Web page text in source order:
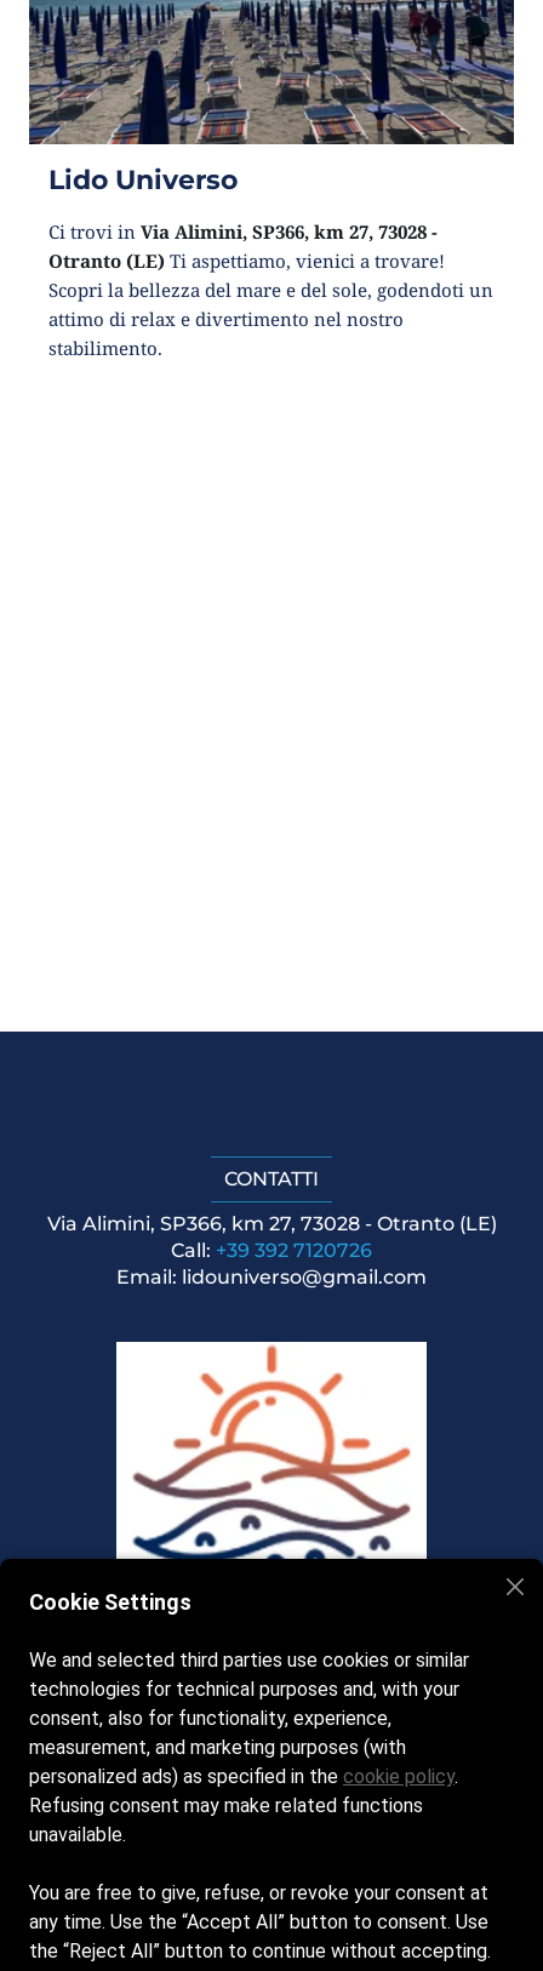
Lido Universo
Ci trovi in Via Alimini, SP366, km 27, 73028 -
Otranto (LE) Ti aspettiamo, vienici a trovare!
Scopri la bellezza del mare e del sole, godendoti un
attimo di relax e divertimento nel nostro
stabilimento.
CONTATTI
Via Alimini, SP366, km 27, 73028 - Otranto (LE)
Call: +39 392 7120726
Email: lidouniverso@gmail.com
ORARI DI APERTURA
Aperto tutti i giorni dalle ore 08.00
Cookie policy
Cookie Settings
We and selected third parties use cookies or similar
technologies for technical purposes and, with your
consent, also for functionality, experience,
measurement, and marketing purposes (with
personalized ads) as specified in the cookie policy.
Refusing consent may make related functions
unavailable.
You are free to give, refuse, or revoke your consent at
any time. Use the “Accept All” button to consent. Use
the “Reject All” button to continue without accepting.